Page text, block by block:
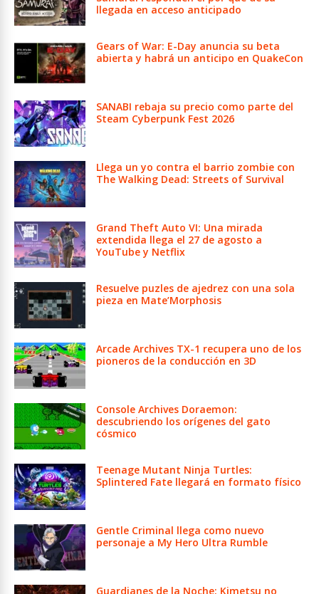
llegada en acceso anticipado
Gears of War: E-Day anuncia su beta
abierta y habrá un anticipo en QuakeCon
SANABI rebaja su precio como parte del
Steam Cyberpunk Fest 2026
Llega un yo contra el barrio zombie con
The Walking Dead: Streets of Survival
Grand Theft Auto VI: Una mirada
extendida llega el 27 de agosto a
YouTube y Netflix
Resuelve puzles de ajedrez con una sola
pieza en Mate’Morphosis
Arcade Archives TX-1 recupera uno de los
pioneros de la conducción en 3D
Console Archives Doraemon:
descubriendo los orígenes del gato
cósmico
Teenage Mutant Ninja Turtles:
Splintered Fate llegará en formato físico
Gentle Criminal llega como nuevo
personaje a My Hero Ultra Rumble
Guardianes de la Noche: Kimetsu no